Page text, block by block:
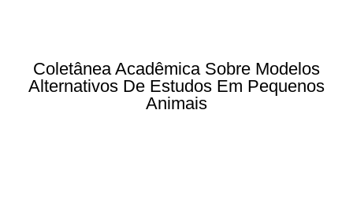
Coletânea Acadêmica Sobre Modelos
Alternativos De Estudos Em Pequenos
Animais